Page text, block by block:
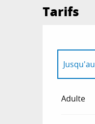
Tarifs
Jusqu'au
Adulte